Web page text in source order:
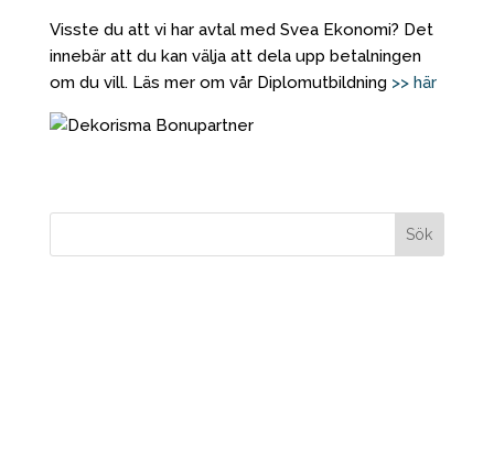
Visste du att vi har avtal med Svea Ekonomi? Det
innebär att du kan välja att dela upp betalningen
om du vill. Läs mer om vår Diplomutbildning >> här